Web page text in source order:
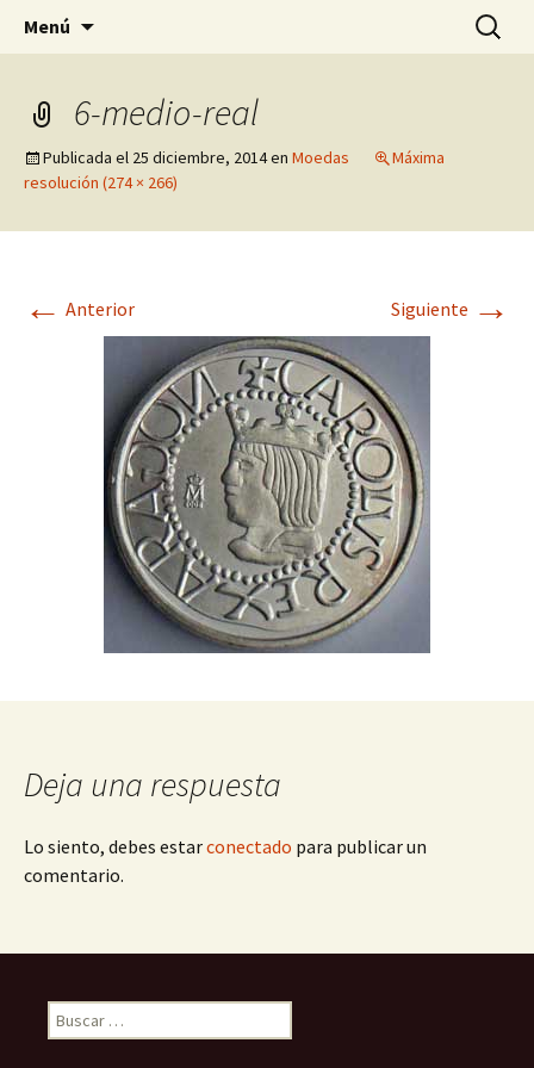
Quintasnovas
Pagina sobre licores,viño, cervexa, sidra,
receitas, fotografia, agricultura, informatica,
linux e outras afeccións
Menú Buscar:
6-medio-real
Publicada el 25 diciembre, 2014en Moedas
Máxima
resolución (274 × 266)
← Anterior Siguiente →
Deja una respuesta
Lo siento, debes estarconectado para publicar un
comentario.
Buscar: